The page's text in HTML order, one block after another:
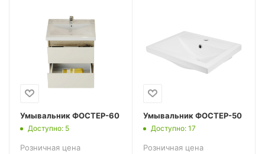
Умывальник ФОСТЕР-60
Доступно: 5
Розничная цена
Умывальник ФОСТЕР-50
Доступно: 17
Розничная цена